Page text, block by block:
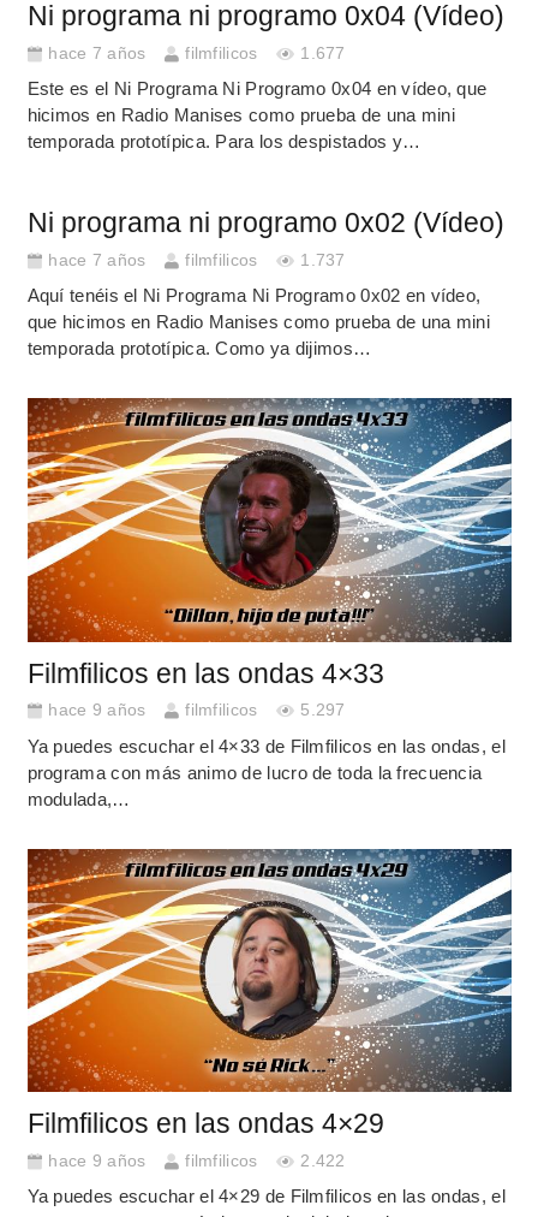
Ni programa ni programo 0x04 (Vídeo)
hace 7 años filmfilicos 1.677
Este es el Ni Programa Ni Programo 0x04 en vídeo, que
hicimos en Radio Manises como prueba de una mini
temporada prototípica. Para los despistados y…
Ni programa ni programo 0x02 (Vídeo)
hace 7 años filmfilicos 1.737
Aquí tenéis el Ni Programa Ni Programo 0x02 en vídeo,
que hicimos en Radio Manises como prueba de una mini
temporada prototípica. Como ya dijimos…
Filmfilicos en las ondas 4×33
hace 9 años filmfilicos 5.297
Ya puedes escuchar el 4×33 de Filmfilicos en las ondas, el
programa con más animo de lucro de toda la frecuencia
modulada,…
Filmfilicos en las ondas 4×29
hace 9 años filmfilicos 2.422
Ya puedes escuchar el 4×29 de Filmfilicos en las ondas, el